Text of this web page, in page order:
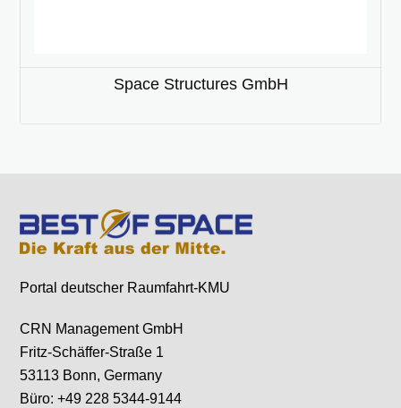
Space Structures GmbH
Portal deutscher Raumfahrt-KMU
CRN Management GmbH
Fritz-Schäffer-Straße 1
53113 Bonn, Germany
Büro: +49 228 5344-9144